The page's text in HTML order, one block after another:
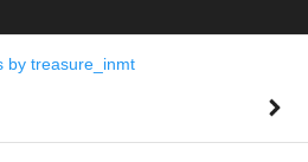
by treasure_inmt